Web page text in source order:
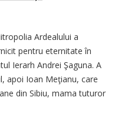
Ardealului a
pentru eternitate în
Ierarh Andrei Şaguna. A
apoi Ioan Meţianu, care
din Sibiu, mama tuturor